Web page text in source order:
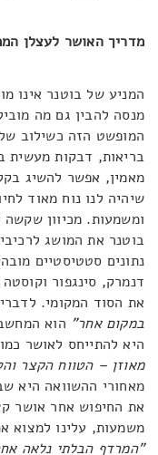
מדריך האושר לעצלן
המניע של בוטנר אינו
מנסה להבין גם מה
המופשט הזה כשילוב
בריאות, דבקות מעשית
מאמין, אפשר להשיג
שיהיה לנו נוח מאוד
ומשמעות. מכיוון
בוטנר את המושג
נתונים סטטיסטיים
דנמרק, סינגפור
את הסוד המקומי.
במקום אחר" הוא
היא להתייחס לאושר
מאוזן – הטווח הקצר
מאחורי ההשוואה היא
את החיפוש אחר אושר
משמעות, עלינו למצוא
"המרדף הבלתי נלאה